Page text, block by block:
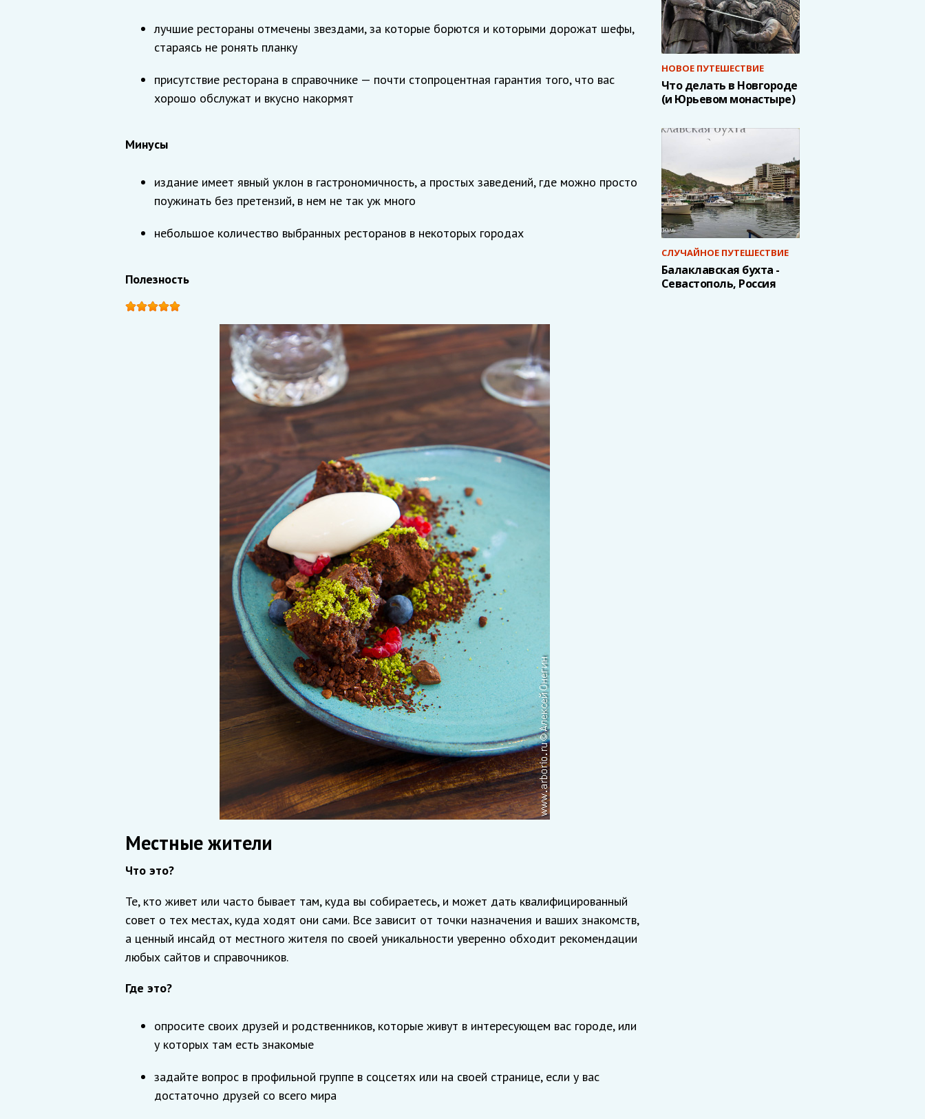
лучшие рестораны отмечены звездами, за которые борются и которыми дорожат шефы,
стараясь не ронять планку
присутствие ресторана в справочнике — почти стопроцентная гарантия того, что вас
хорошо обслужат и вкусно накормят
Минусы
издание имеет явный уклон в гастрономичность, а простых заведений, где можно просто
поужинать без претензий, в нем не так уж много
небольшое количество выбранных ресторанов в некоторых городах
Полезность
Местные жители
Что это?
Те, кто живет или часто бывает там, куда вы собираетесь, и может дать квалифицированный
совет о тех местах, куда ходят они сами. Все зависит от точки назначения и ваших знакомств,
а ценный инсайд от местного жителя по своей уникальности уверенно обходит рекомендации
любых сайтов и справочников.
Где это?
опросите своих друзей и родственников, которые живут в интересующем вас городе, или
у которых там есть знакомые
задайте вопрос в профильной группе в соцсетях или на своей странице, если у вас
достаточно друзей со всего мира
НОВОЕ ПУТЕШЕСТВИЕ
Что делать в Новгороде
(и Юрьевом монастыре)
СЛУЧАЙНОЕ ПУТЕШЕСТВИЕ
Балаклавская бухта -
Севастополь, Россия